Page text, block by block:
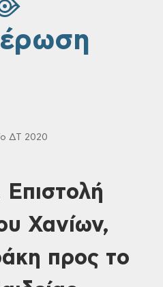
ΔΤ 2020
Χανίων,
προς το